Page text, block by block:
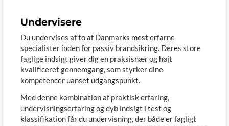
Undervisere
Du undervises af to af Danmarks mest erfarne
specialister inden for passiv brandsikring. Deres store
faglige indsigt giver dig en praksisnær og højt
kvalificeret gennemgang, som styrker dine
kompetencer uanset udgangspunkt.
Med denne kombination af praktisk erfaring,
undervisningserfaring og dyb indsigt i test og
klassifikation får du undervisning, der både er fagligt